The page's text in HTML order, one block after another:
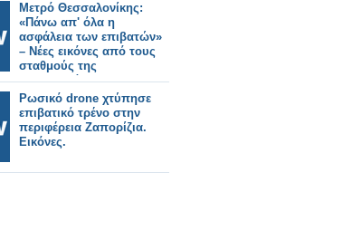
Μετρό Θεσσαλονίκης:
«Πάνω απ' όλα η
ασφάλεια των επιβατών»
– Νέες εικόνες από τους
σταθμούς της
Καλαμαριάς.
Ρωσικό drone χτύπησε
επιβατικό τρένο στην
περιφέρεια Ζαπορίζια.
Εικόνες.